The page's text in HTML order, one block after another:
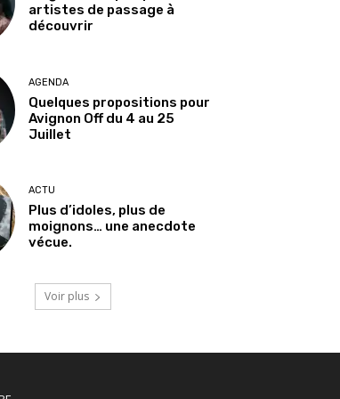
artistes de passage à
découvrir
AGENDA
Quelques propositions pour
Avignon Off du 4 au 25
Juillet
ACTU
Plus d’idoles, plus de
moignons… une anecdote
vécue.
Voir plus